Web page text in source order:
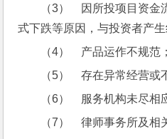
（3）    因所投项目资
式下跌等原因，与投资者产生
（4）    产品运作不规范；
（5）    存在异常经营或
（6）    服务机构未尽相
（7）    律师事务所及